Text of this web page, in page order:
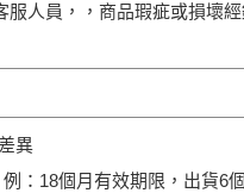
人員，，商品瑕疵或損壞
異
：18個月有效期限，出貨6